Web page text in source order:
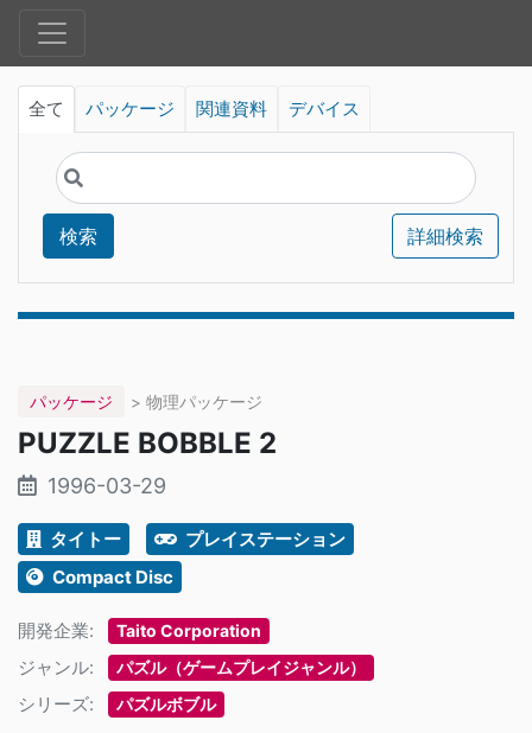
全て パッケージ 関連資料 デバイス
検索 詳細検索
パッケージ > 物理パッケージ
PUZZLE BOBBLE 2
1996-03-29
タイトー
プレイステーション
Compact Disc
開発企業: Taito Corporation
ジャンル: パズル（ゲームプレイジャンル）
シリーズ: パズルボブル